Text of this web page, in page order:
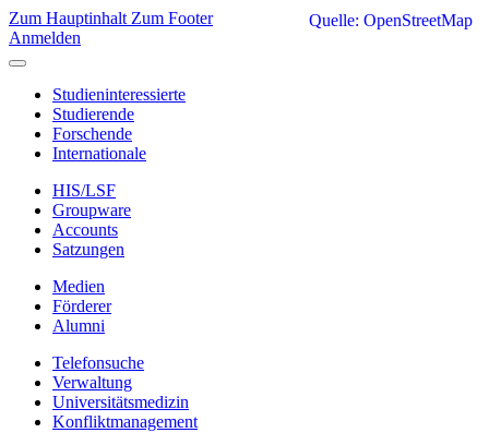
Zum Hauptinhalt Zum Footer
Anmelden
Studieninteressierte
Studierende
Forschende
Internationale
HIS/LSF
Groupware
Accounts
Satzungen
Medien
Förderer
Alumni
Telefonsuche
Verwaltung
Universitätsmedizin
Konfliktmanagement
Quelle: OpenStreetMap